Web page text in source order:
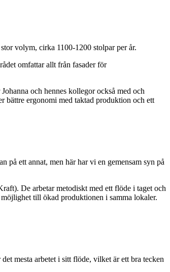
volym, cirka 1100-1200 stolpar per år.
omfattar allt från fasader för
och hennes kollegor också med och
bättre ergonomi med taktad produktion och ett
på ett annat, men här har vi en gemensam syn på
De arbetar metodiskt med ett flöde i taget och
till ökad produktionen i samma lokaler.
mesta arbetet i sitt flöde, vilket är ett bra tecken